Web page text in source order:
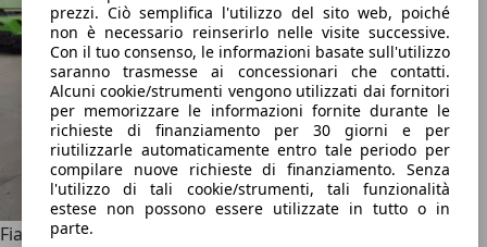
prezzi. Ciò semplifica l'utilizzo del sito web, poiché
non è necessario reinserirlo nelle visite successive.
Con il tuo consenso, le informazioni basate sull'utilizzo
saranno trasmesse ai concessionari che contatti.
Alcuni cookie/strumenti vengono utilizzati dai fornitori
per memorizzare le informazioni fornite durante le
richieste di finanziamento per 30 giorni e per
riutilizzarle automaticamente entro tale periodo per
compilare nuove richieste di finanziamento. Senza
l'utilizzo di tali cookie/strumenti, tali funzionalità
estese non possono essere utilizzate in tutto o in
parte.
Fiat Multipla